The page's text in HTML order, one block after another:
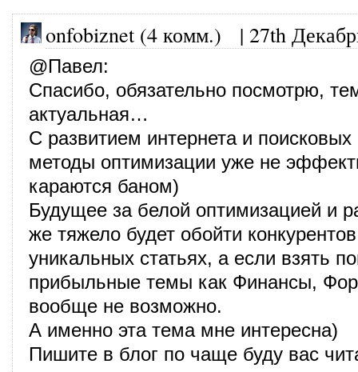
onfobiznet (4 комм.) | 27th
@Павел:
Спасибо, обязательно посмотрю,
актуальная…
С развитием интернета и
методы оптимизации уже не
караются баном)
Будущее за белой оптимизацией и
же тяжело будет обойти
уникальных статьях, а если взять
прибыльные темы как Финансы,
вообще не возможно.
А именно эта тема мне интересна)
Пишите в блог по чаще буду вас